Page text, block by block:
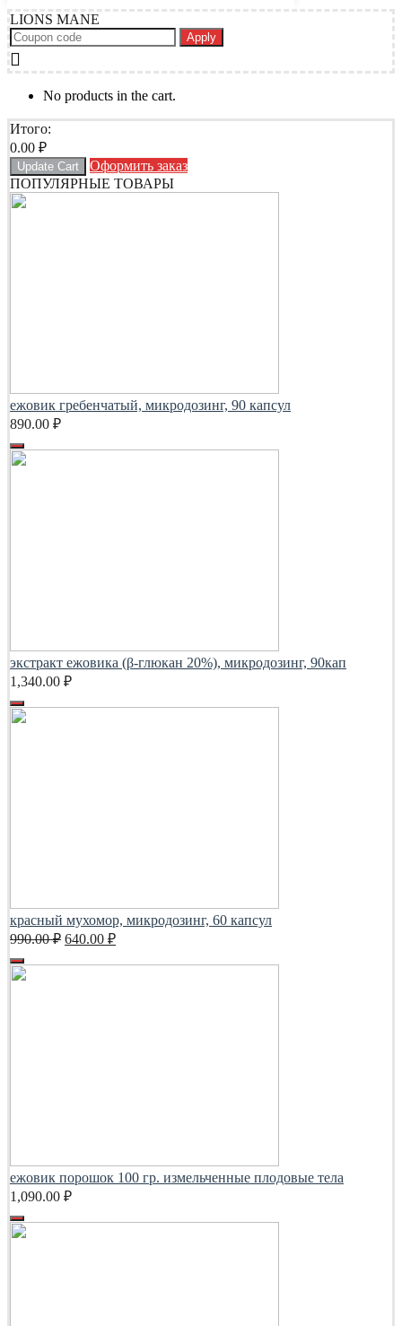
LIONS MANE
Apply
No products in the cart.
Итого:
0.00 ₽
Update Cart
Оформить заказ
ПОПУЛЯРНЫЕ ТОВАРЫ
ежовик гребенчатый, микродозинг, 90 капсул
890.00 ₽
экстракт ежовика (β-глюкан 20%), микродозинг, 90кап
1,340.00 ₽
красный мухомор, микродозинг, 60 капсул
990.00₽ Первоначальная
составляла
640.00 ₽Текущая
640.00 ₽.
ежовик порошок 100 гр. измельченные плодовые тела
1,090.00 ₽